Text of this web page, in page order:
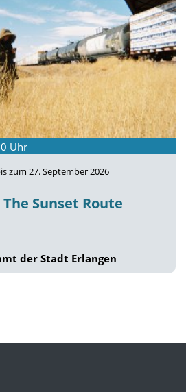
Uhr
zum 27. September 2026
Sunset Route
der Stadt Erlangen